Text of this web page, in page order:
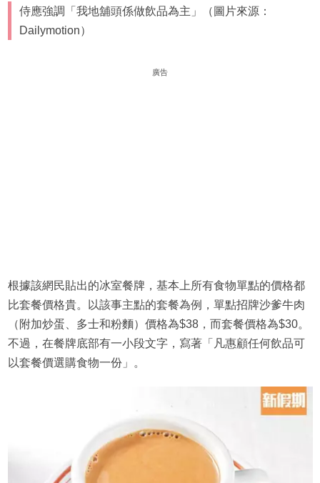
侍應強調「我地舖頭係做飲品為主」（圖片來源：
Dailymotion）
廣告
根據該網民貼出的冰室餐牌，基本上所有食物單點的價格都
比套餐價格貴。以該事主點的套餐為例，單點招牌沙爹牛肉
（附加炒蛋、多士和粉麵）價格為$38，而套餐價格為$30。
不過，在餐牌底部有一小段文字，寫著「凡惠顧任何飲品可
以套餐價選購食物一份」。